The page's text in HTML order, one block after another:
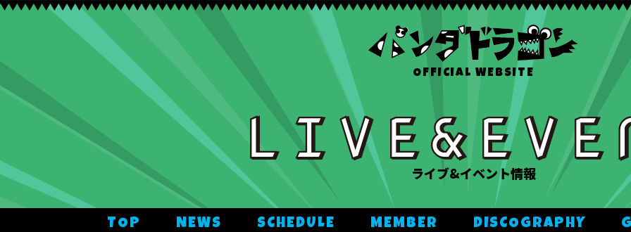
OFFICIAL WEBSITE
ライブ&イベント情報
TOP NEWS SCHEDULE MEMBER DISCOGRAPHY